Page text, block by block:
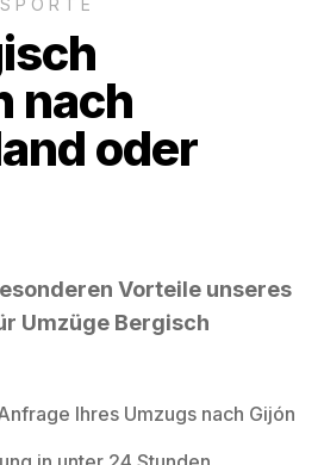
nach
oder
Vorteile unseres
Umzüge Bergisch
Ihres Umzugs nach Gijón